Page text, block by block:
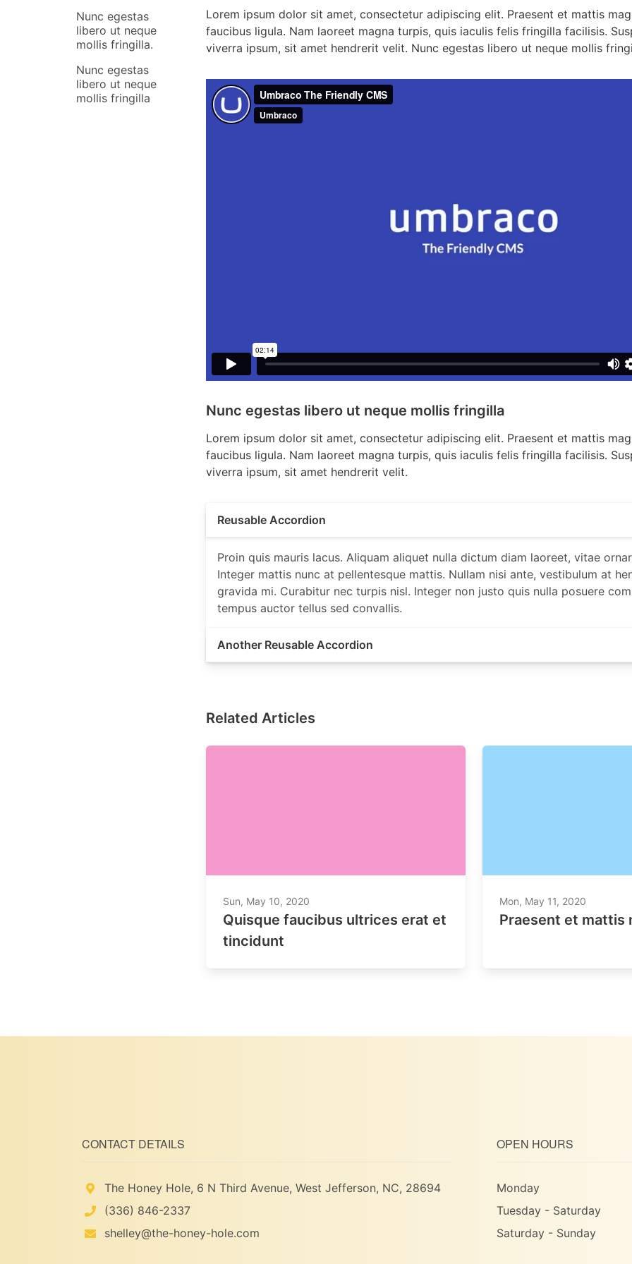
Nunc egestas
libero ut neque
mollis fringilla.
Nunc egestas
libero ut neque
mollis fringilla
Lorem ipsum dolor sit amet, consectetur adipiscing elit. Praesent et mattis
faucibus ligula. Nam laoreet magna turpis, quis iaculis felis fringilla facilisis.
viverra ipsum, sit amet hendrerit velit. Nunc egestas libero ut neque mollis
Nunc egestas libero ut neque mollis fringilla
Lorem ipsum dolor sit amet, consectetur adipiscing elit. Praesent et mattis
faucibus ligula. Nam laoreet magna turpis, quis iaculis felis fringilla facilisis.
viverra ipsum, sit amet hendrerit velit.
Reusable Accordion
Proin quis mauris lacus. Aliquam aliquet nulla dictum diam laoreet, vitae
Integer mattis nunc at pellentesque mattis. Nullam nisi ante, vestibulum at
gravida mi. Curabitur nec turpis nisl. Integer non justo quis nulla posuere
tempus auctor tellus sed convallis.
Another Reusable Accordion
gravida mi. Curabitur nec turpis nisl. Integer non justo quis nulla posuere
Related Articles
Sun, May 10, 2020
Quisque faucibus ultrices erat et
tincidunt
Mon, May 11, 2020
Praesent et mattis
CONTACT DETAILS
The Honey Hole, 6 N Third Avenue, West Jefferson, NC, 28694
(336) 846-2337
shelley@the-honey-hole.com
OPEN HOURS
Monday
Tuesday - Saturday
Saturday - Sunday